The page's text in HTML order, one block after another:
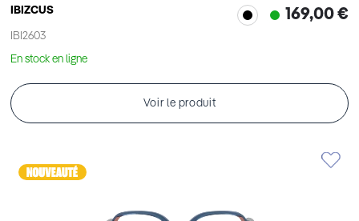
IBIZCUS
IBI2603
169,00 €
En stock en ligne
Voir le produit